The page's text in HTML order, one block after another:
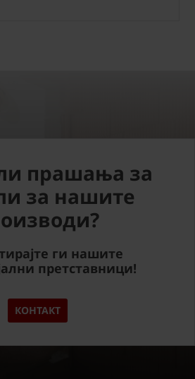
прашања за
за нашите
ги нашите
претставници!
КОНТАКТ